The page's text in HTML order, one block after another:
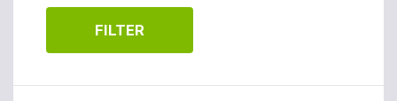
Abhakmatten
FILTER